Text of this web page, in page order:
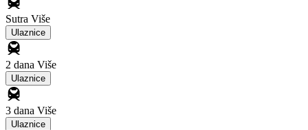
Sutra Više
Ulaznice
2 dana Više
Ulaznice
3 dana Više
Ulaznice